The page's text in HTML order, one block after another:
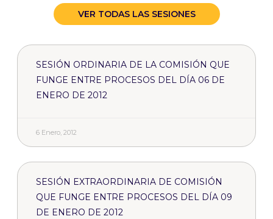
VER TODAS LAS SESIONES
SESIÓN ORDINARIA DE LA COMISIÓN QUE
FUNGE ENTRE PROCESOS DEL DÍA 06 DE
ENERO DE 2012
6 Enero, 2012
SESIÓN EXTRAORDINARIA DE COMISIÓN
QUE FUNGE ENTRE PROCESOS DEL DÍA 09
DE ENERO DE 2012